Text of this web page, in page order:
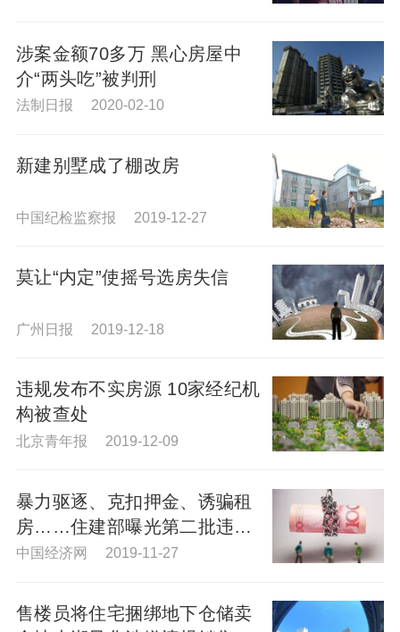
涉案金额70多万 黑心房屋中
介“两头吃”被判刑
法制日报 2020-02-10
新建别墅成了棚改房
中国纪检监察报 2019-12-27
莫让“内定”使摇号选房失信
广州日报 2019-12-18
违规发布不实房源 10家经纪机
构被查处
北京青年报 2019-12-09
暴力驱逐、克扣押金、诱骗租
房……住建部曝光第二批违规
中介典型案例
中国经济网 2019-11-27
售楼员将住宅捆绑地下仓储卖